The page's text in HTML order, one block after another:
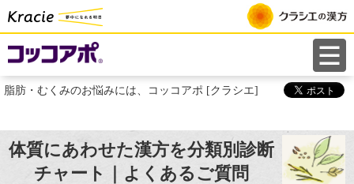
脂肪・むくみのお悩みには、コッコアポ [クラシエ]
体質にあわせた漢方を分類別診断
チャート
｜よくあるご質問
ペ
ー
ジ
は
こ
で